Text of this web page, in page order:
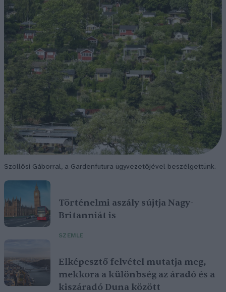
Szöllősi Gáborral, a Gardenfutura ügyvezetőjével beszélgettünk.
Történelmi aszály sújtja Nagy-
Britanniát is
SZEMLE
Elképesztő felvétel mutatja meg,
mekkora a különbség az áradó és a
kiszáradó Duna között